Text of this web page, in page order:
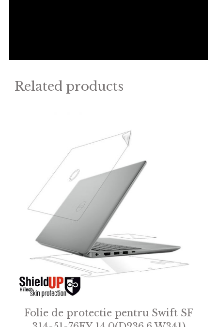
Related products
Folie de protectie pentru Swift SF